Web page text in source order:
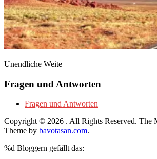
Unendliche Weite
Fragen und Antworten
Fragen und Antworten
Copyright © 2026 . All Rights Reserved. The
Theme by bavotasan.com.
%d Bloggern gefällt das: